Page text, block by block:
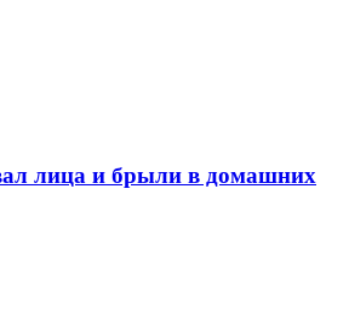
лица и брыли в домашних